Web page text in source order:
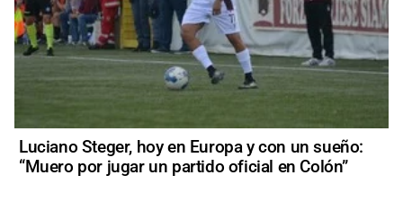
Luciano Steger, hoy en Europa y con un sueño:
“Muero por jugar un partido oficial en Colón”